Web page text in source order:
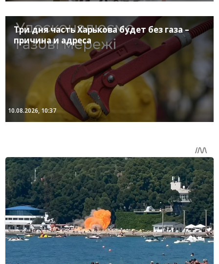
Три дня часть Харькова будет без газа –
причина и адреса
10.08.2026, 10:37